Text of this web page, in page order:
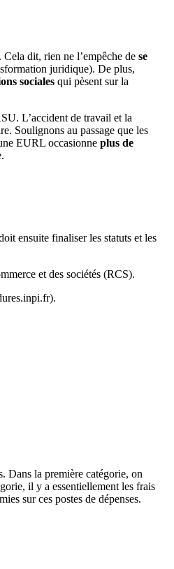
dit, rien ne l’empêche de se
juridique). De plus,
sociales qui pèsent sur la
L’accident de travail et la
Soulignons au passage que les
EURL occasionne plus de
ensuite finaliser les statuts et les
et des sociétés (RCS).
Dans la première catégorie, on
il y a essentiellement les frais
sur ces postes de dépenses.